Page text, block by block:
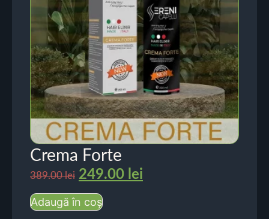
Crema Forte
389.00lei 249.00 lei
Adaugă în coș